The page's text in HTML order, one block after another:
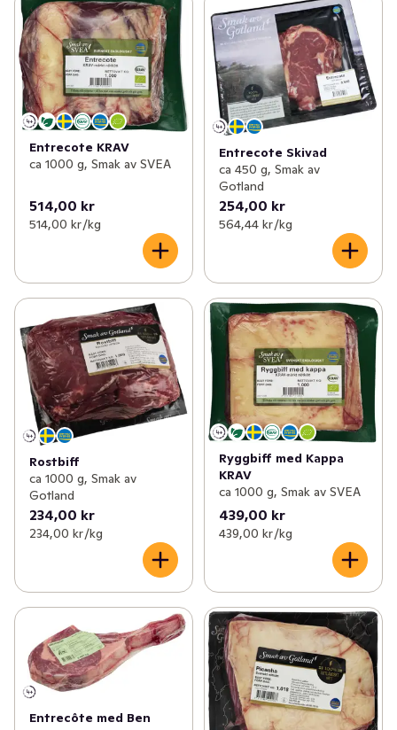
Entrecote KRAV
ca 1000 g, Smak av SVEA
514,00 kr
514,00 kr /kg
Entrecote Skivad
ca 450 g, Smak av
Gotland
254,00 kr
564,44 kr /kg
Rostbiff
ca 1000 g, Smak av
Gotland
234,00 kr
234,00 kr /kg
Ryggbiff med Kappa
KRAV
ca 1000 g, Smak av SVEA
439,00 kr
439,00 kr /kg
Entrecôte med Ben